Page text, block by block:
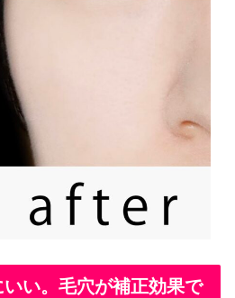
い。毛穴が補正効果で